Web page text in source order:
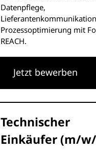
Datenpflege,
Prozessoptimierung mit
REACH.
Jetzt bewerben
Technischer
Einkäufer (m/